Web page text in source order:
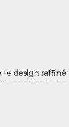
le design raffiné
apportent une